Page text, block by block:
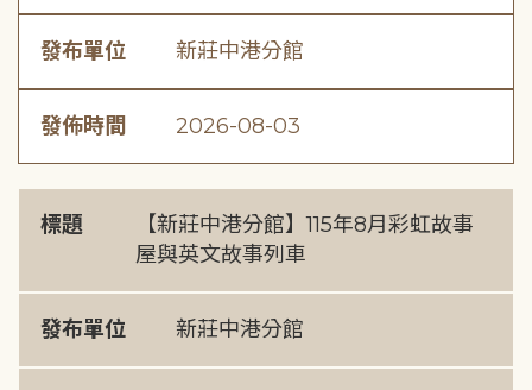
發布單位 新莊中港分館
發佈時間 2026-08-03
標題
【新莊中港分館】115年8月彩虹故事
屋與英文故事列車
發布單位 新莊中港分館